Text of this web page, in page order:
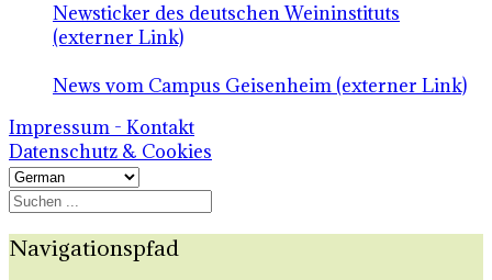
Newsticker des deutschen Weininstituts
(externer Link)
News vom Campus Geisenheim (externer Link)
Impressum - Kontakt
Datenschutz & Cookies
Navigationspfad